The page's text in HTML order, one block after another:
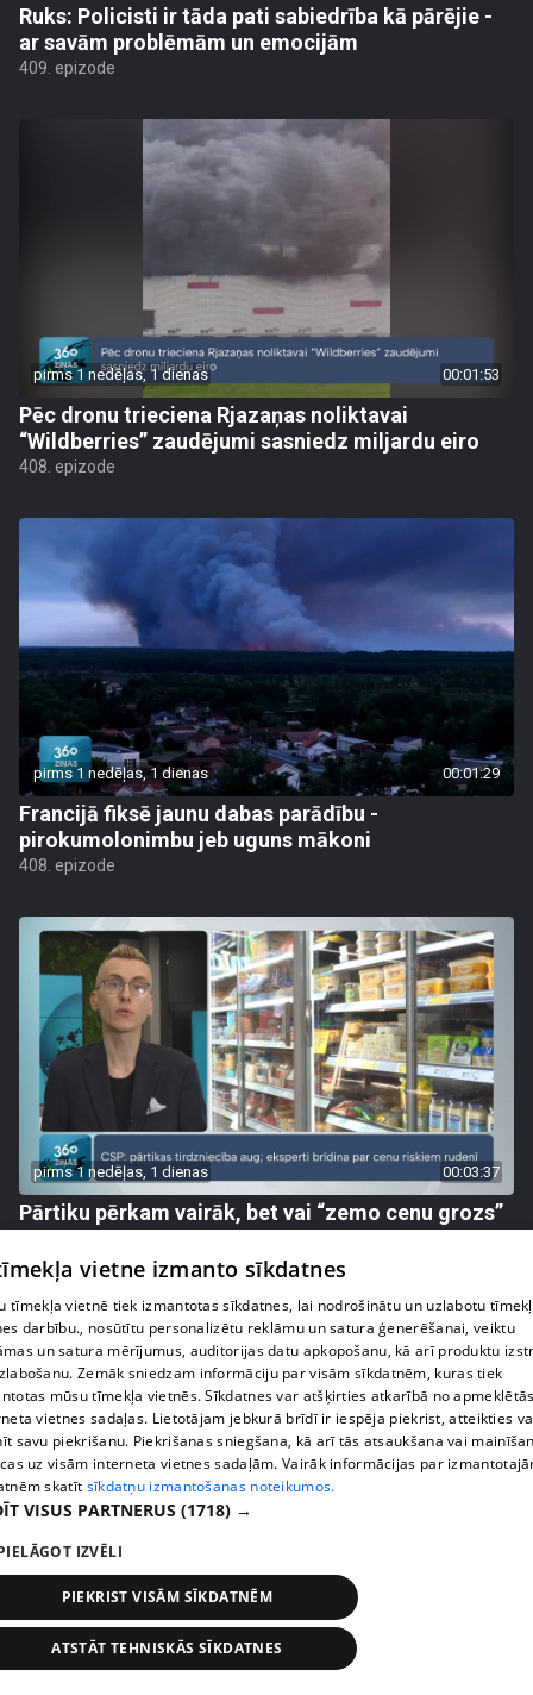
Ruks: Policisti ir tāda pati sabiedrība kā pārējie -
ar savām problēmām un emocijām
409. epizode
pirms 1 nedēļas, 1 dienas 00:01:53
Pēc dronu trieciena Rjazaņas noliktavai
“Wildberries” zaudējumi sasniedz miljardu eiro
408. epizode
pirms 1 nedēļas, 1 dienas 00:01:29
Francijā fiksē jaunu dabas parādību -
pirokumolonimbu jeb uguns mākoni
408. epizode
pirms 1 nedēļas, 1 dienas 00:03:37
Pārtiku pērkam vairāk, bet vai “zemo cenu grozs”
408. epizode
pirms 1 nedēļas, 1 dienas
Latvijā pirmajā Simulāciju centrā mediķi trenēsies
glābt dzīvības
vietne izmanto sīkdatnes
tīmekļa vietnē tiek izmantotas sīkdatnes, lai nodrošinātu un uzlabotu
darbību., nosūtītu personalizētu reklāmu un satura ģenerēšanai, veiktu
un satura mērījumus, auditorijas datu apkopošanu, kā arī produktu
Zemāk sniedzam informāciju par visām sīkdatnēm, kuras tiek
mūsu tīmekļa vietnēs. Sīkdatnes var atšķirties atkarībā no
vietnes sadaļas. Lietotājam jebkurā brīdī ir iespēja piekrist, atteikties
savu piekrišanu. Piekrišanas sniegšana, kā arī tās atsaukšana vai
uz visām interneta vietnes sadaļām. Vairāk informācijas par
skatīt sīkdatņu izmantošanas noteikumos.
VISUS PARTNERUS (1718) →
IZVĒLI
PIEKRIST VISĀM SĪKDATNĒM
ATSTĀT TEHNISKĀS SĪKDATNES